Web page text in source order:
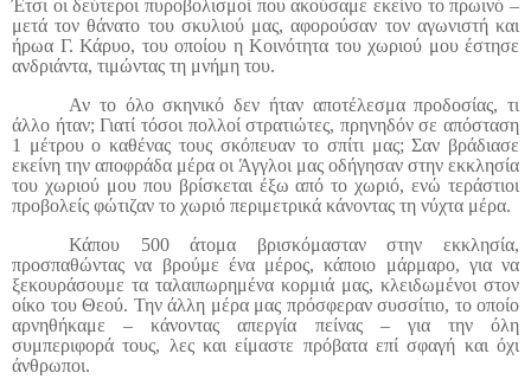
Έτσι οι δεύτεροι πυροβολισμοί που ακούσαμε εκείνο το πρωινό –
μετά τον θάνατο του σκυλιού μας, αφορούσαν τον αγωνιστή και
ήρωα Γ. Κάρυο, του οποίου η Κοινότητα του χωριού μου έστησε
ανδριάντα, τιμώντας τη μνήμη του.
Αν το όλο σκηνικό δεν ήταν αποτέλεσμα προδοσίας, τι
άλλο ήταν; Γιατί τόσοι πολλοί στρατιώτες, πρηνηδόν σε απόσταση
1 μέτρου ο καθένας τους σκόπευαν το σπίτι μας; Σαν βράδιασε
εκείνη την αποφράδα μέρα οι Άγγλοι μας οδήγησαν στην εκκλησία
του χωριού μου που βρίσκεται έξω από το χωριό, ενώ τεράστιοι
προβολείς φώτιζαν το χωριό περιμετρικά κάνοντας τη νύχτα μέρα.
Κάπου 500 άτομα βρισκόμασταν στην εκκλησία,
προσπαθώντας να βρούμε ένα μέρος, κάποιο μάρμαρο, για να
ξεκουράσουμε τα ταλαιπωρημένα κορμιά μας, κλειδωμένοι στον
οίκο του Θεού. Την άλλη μέρα μας πρόσφεραν συσσίτιο, το οποίο
αρνηθήκαμε – κάνοντας απεργία πείνας – για την όλη
συμπεριφορά τους, λες και είμαστε πρόβατα επί σφαγή και όχι
άνθρωποι.